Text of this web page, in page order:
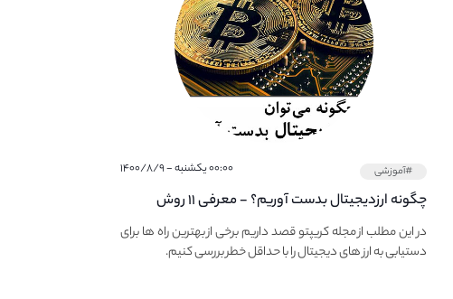
#آموزشی ۰۰:۰۰ یکشنبه - ۱۴۰۰/۸/۹
چگونه ارزدیجیتال بدست آوریم؟ - معرفی ۱۱ روش
درآمدزایی کم ریسک از کریپتو
در این مطلب از مجله کریپتو قصد داریم برخی از بهترین راه ها برای
دستیابی به ارز های دیجیتال را با حداقل خطر بررسی کنیم.